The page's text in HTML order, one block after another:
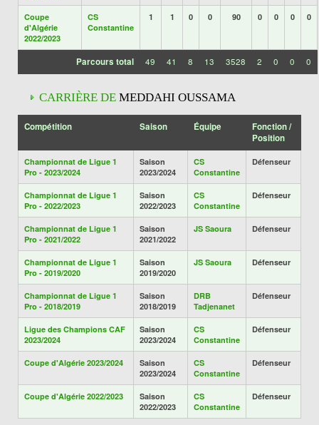
Coupe
d'Algérie
2022/2023
CS
Constantine
1 1 0 0 90 0 0 0 0
Parcours total 49 41 8 13 3528 2 0 0 0
CARRIÈRE DE MEDDAHI OUSSAMA
Compétition Saison Équipe
Fonction /
Position
Championnat de Ligue 1
Pro - 2023/2024
Saison
2023/2024
CS
Constantine
Défenseur
Championnat de Ligue 1
Pro - 2022/2023
Saison
2022/2023
CS
Constantine
Défenseur
Championnat de Ligue 1
Pro - 2021/2022
Saison
2021/2022
JS Saoura Défenseur
Championnat de Ligue 1
Pro - 2019/2020
Saison
2019/2020
JS Saoura Défenseur
Championnat de Ligue 1
Pro - 2018/2019
Saison
2018/2019
DRB
Tadjenanet
Défenseur
Ligue des Champions CAF
2023/2024
Saison
2023/2024
CS
Constantine
Défenseur
Coupe d'Algérie 2023/2024
Saison
2023/2024
CS
Constantine
Défenseur
Coupe d'Algérie 2022/2023
Saison
2022/2023
CS
Constantine
Défenseur